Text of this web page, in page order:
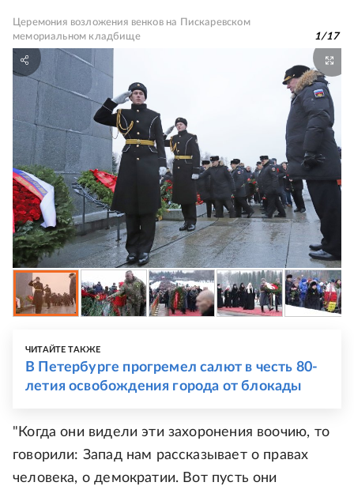
Церемония возложения венков на Пискаревском
мемориальном кладбище
1/17
ЧИТАЙТЕ ТАКЖЕ
В Петербурге прогремел салют в честь 80-
летия освобождения города от блокады
"Когда они видели эти захоронения воочию, то
говорили: Запад нам рассказывает о правах
человека, о демократии. Вот пусть они